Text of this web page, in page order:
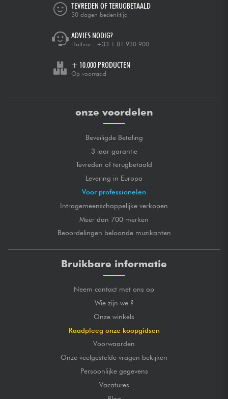
TEVREDEN OF TERUGBETAALD
30 dagen bedenktijd
ADVIES NODIG?
Hotline : +33 1 81 930 900
+ 10.000 PRODUCTEN
Op voorraad
onze voordelen
Beveiligde Betaling
3 jaar garantie
Tevreden of terugbetaald
Levering in Europa
Voor professionelen
Intragemeenschappelijke verkopen
Meer dan 700 merken
Beoordelingen beloonde muzikanten
Bruikbare informatie
Neem contact met ons op
Wie zijn we ?
Onze winkels
Raadpleeg onze koopgidsen
Voorwaarden
Onze veelgestelde vragen bekijken
Persoonlijke gegevens
Vacatures